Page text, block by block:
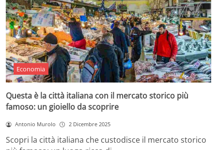
Economia
Questa è la città italiana con il mercato storico più
famoso: un gioiello da scoprire
Antonio Murolo 2 Dicembre 2025
Scopri la città italiana che custodisce il mercato storico